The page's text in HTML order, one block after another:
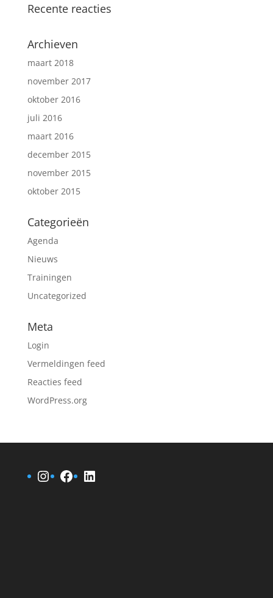
Recente reacties
Archieven
maart 2018
november 2017
oktober 2016
juli 2016
maart 2016
december 2015
november 2015
oktober 2015
Categorieën
Agenda
Nieuws
Trainingen
Uncategorized
Meta
Login
Vermeldingen feed
Reacties feed
WordPress.org
Instagram
Facebook
LinkedIn